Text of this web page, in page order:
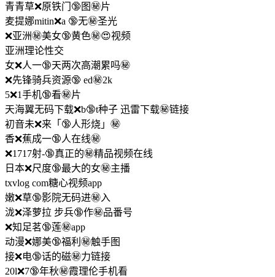
青青草❌原铁门🔞图㊙️片
麦提娜mitin❌a 🔞无㊙️圣光
❌亚洲㊙美女🔞黄色㊙️😍视频
亚洲理论性交
女❌人一🔞天两次高潮累吗㊙️
❌先锋骑兵资源🔞 ed㊙️2k
5❌1手机🔞看㊙️片
天海翼无码下载❌b🔞t种子 迅雷下载㊙️链接
初音未❌来「🔞人形烧」㊙️
香❌蕉成一🔞人在线㊙️
❌1717射-🔞真正的㊙️精品视频在线
日本❌尺度🔞最大的女㊙️主播
txvlog com糖心视频app
嫩❌草🔞影院无码进㊙️入
泷❌泽萝拉 步兵🔞作㊙️品番号
❌知足茗🔞莲㊙️app
动漫❌娜美🔞福利㊙️触手图
接❌电🔞话的磁㊙️力链接
20l❌7🔞年秋㊙️霞理伦手机看